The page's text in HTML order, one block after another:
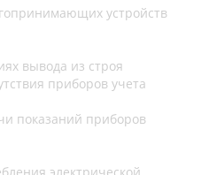
устройств
вывода из строя
приборов учета
показаний приборов